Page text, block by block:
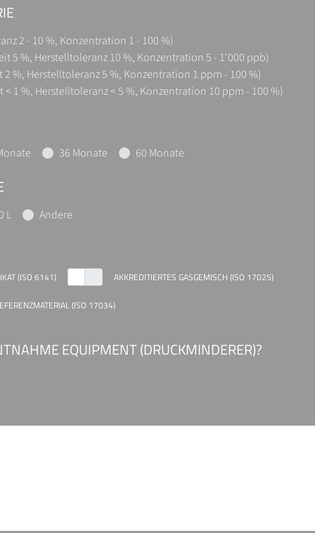
2 - 10 %, Konzentration 1 - 100 %)
5 %, Herstelltoleranz 10 %, Konzentration 5 - 1'000 ppb)
%, Herstelltoleranz 5 %, Konzentration 1 ppm - 100 %)
1 %, Herstelltoleranz < 5 %, Konzentration 10 ppm - 100 %)
36 Monate 60 Monate
L Andere
(ISO 6141) AKKREDITIERTES GASGEMISCH (ISO 17025)
(ISO 17034)
EQUIPMENT (DRUCKMINDERER)?